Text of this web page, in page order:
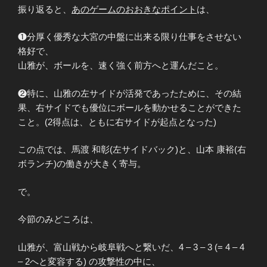
振り返ると、 あのゲームのおおきなポイント は、
❶分厚く優秀な大宮の中盤に出来る限り仕事をさせない
格好で、
山雅が、ボールを、速く強く前方へと運んだこと。
❷特に、山雅の左サイドが活発であったために、その結
果、右サイドでも優位にボールを動かせることができた
こと。(2得点は、ともに右サイドが起点となった)
この点では、馬渡 和彰(左サイドバック)と、山本 康裕(右
ボランチ)の働きが大きく寄与。
で。
今節のみどころは、
山雅が、富山戦から岐阜戦へと繋いだ、4 – 3 – 3 (= 4 – 4
– 2へと変容する) の攻撃性の中に、